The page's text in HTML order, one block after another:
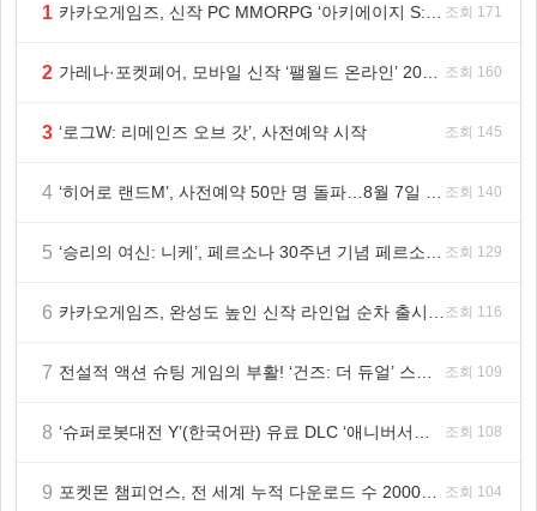
1 카카오게임즈, 신작 PC MMORPG ‘아키에이지 S: 자유의 해협’ 글로벌 퍼블리싱 계약 체결 조회 171
2 가레나·포켓페어, 모바일 신작 ‘팰월드 온라인’ 2026년 출시 예정 조회 160
3 ‘로그W: 리메인즈 오브 갓’, 사전예약 시작 조회 145
4 ‘히어로 랜드M’, 사전예약 50만 명 돌파…8월 7일 정식 출시 조회 140
5 ‘승리의 여신: 니케’, 페르소나 30주년 기념 페르소나3·4·5 콜라보 진행 조회 129
6 카카오게임즈, 완성도 높인 신작 라인업 순차 출시 ‘속도’ 조회 116
7 전설적 액션 슈팅 게임의 부활! ‘건즈: 더 듀얼’ 스팀(Steam) 8월 14일 정식 오픈 조회 109
8 ‘슈퍼로봇대전 Y’(한국어판) 유료 DLC ‘애니버서리 확장팩’ 8월 5일(수) 판매 시작! 조회 108
9 포켓몬 챔피언스, 전 세계 누적 다운로드 수 2000만 돌파! 조회 104